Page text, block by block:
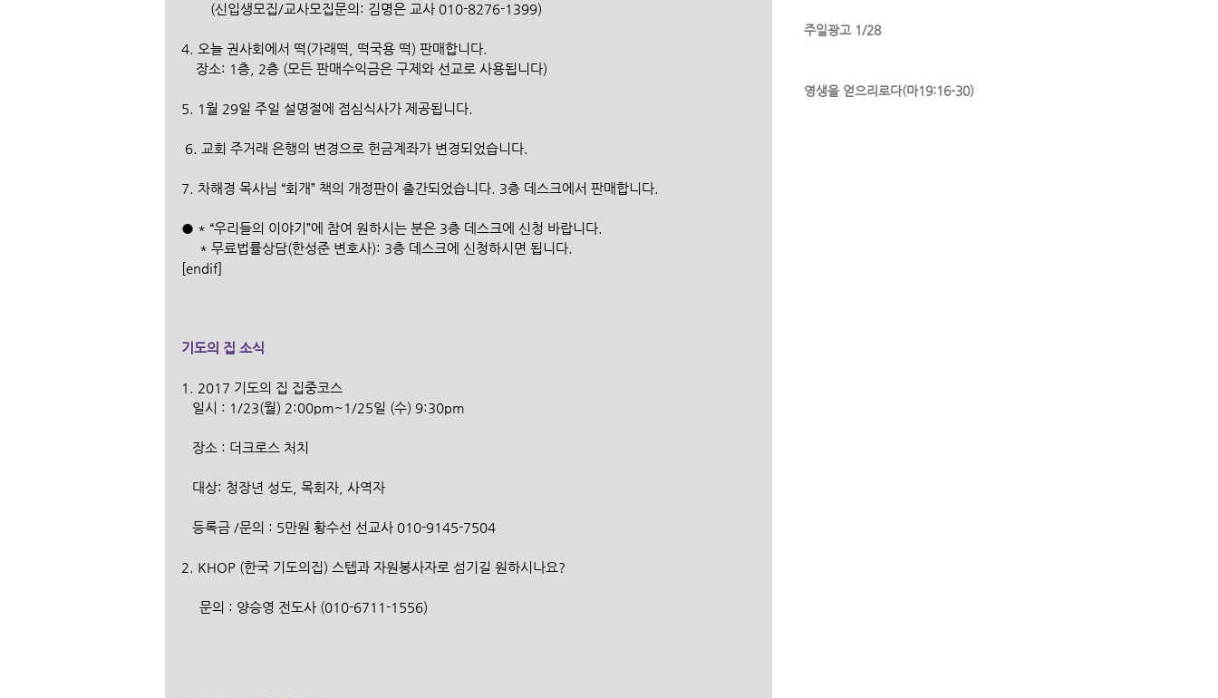
        (신입생모집/교사모집문의: 김명은 교사 010-8276-1399)
4. 오늘 권사회에서 떡(가래떡, 떡국용 떡) 판매합니다.
    장소: 1층, 2층 (모든 판매수익금은 구제와 선교로 사용됩니다)
5. 1월 29일 주일 설명절에 점심식사가 제공됩니다.
6. 교회 주거래 은행의 변경으로 헌금계좌가 변경되었습니다.
7. 차해경 목사님 “회개” 책의 개정판이 출간되었습니다. 3층 데스크에서 판매합니다.
● * “우리들의 이야기”에 참여 원하시는 분은 3층 데스크에 신청 바랍니다.
     * 무료법률상담(한성준 변호사): 3층 데스크에 신청하시면 됩니다.
[endif]
기도의 집 소식
1. 2017 기도의 집 집중코스
   일시 : 1/23(월) 2:00pm~1/25일 (수) 9:30pm
   장소 : 더크로스 처치
   대상: 청장년 성도, 목회자, 사역자
   등록금 /문의 : 5만원 황수선 선교사 010-9145-7504
2. KHOP (한국 기도의집) 스텝과 자원봉사자로 섬기길 원하시나요?
     문의 : 양승영 전도사 (010-6711-1556)
주일광고 1/28
영생을 얻으리로다(마19:16-30)